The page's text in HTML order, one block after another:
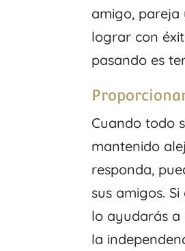
amigo, pareja
lograr con
pasando es
Cuando todo
mantenido
responda,
sus amigos.
lo ayudarás a
la